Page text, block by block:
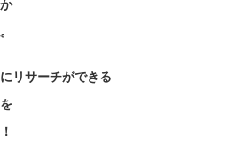
リサーチができる